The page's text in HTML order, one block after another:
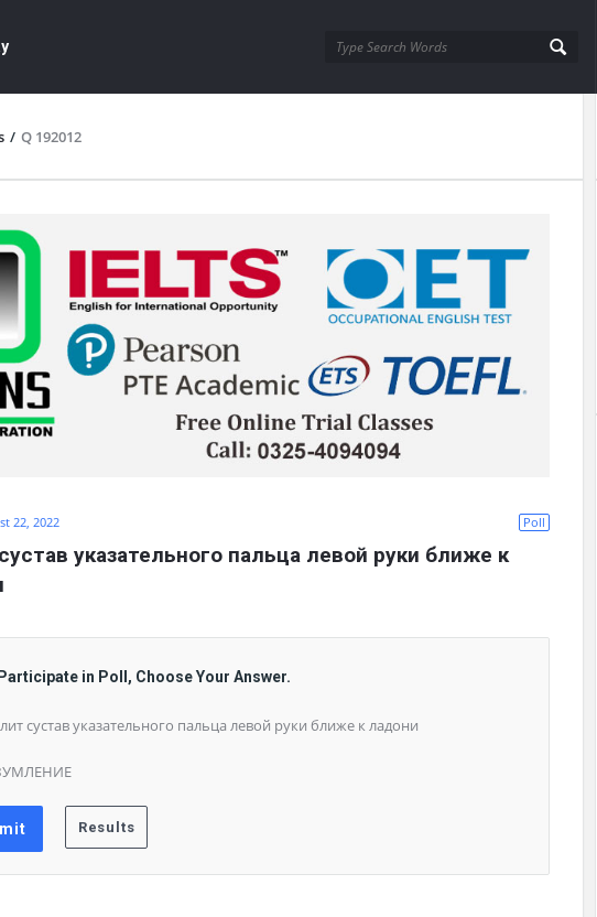
/ Q 192012
Poll
22, 2022
указательного пальца левой руки ближе к
in Poll, Choose Your Answer.
сустав указательного пальца левой руки ближе к ладони